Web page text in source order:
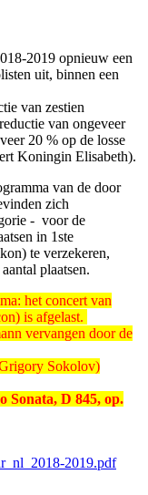
2019 opnieuw een
uit, binnen een
van zestien
van ongeveer
20 % op de losse
Koningin Elisabeth).
van de door
zich
- voor de
in 1ste
te verzekeren,
plaatsen.
het concert van
is afgelast.
vervangen door de
Sokolov)
Sonata, D 845, op.
2019.pdf